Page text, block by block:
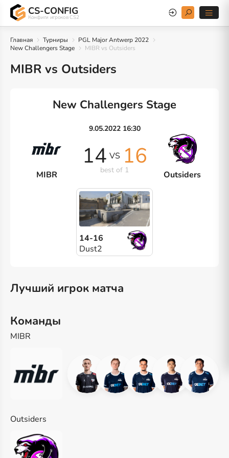
CS-CONFIG
Конфиги игроков CS2
Главная Турниры
PGL Major Antwerp 2022
New Challengers Stage
MIBR vs Outsiders
MIBR vs Outsiders
New Challengers Stage
9.05.2022 16:30
MIBR
14 VS 16
best of 1 Outsiders
14-16
Dust2
Лучший игрок матча
Команды
MIBR
Outsiders